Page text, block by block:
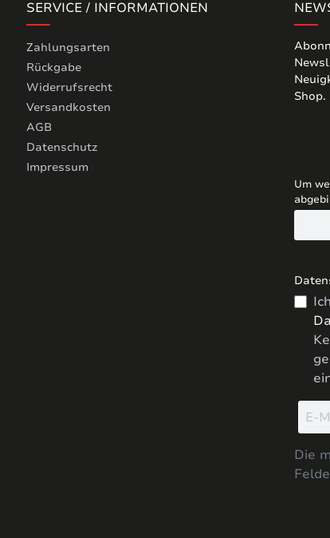
SERVICE / INFORMATIONEN
Zahlungsarten
Rückgabe
Widerrufsrecht
Versandkosten
AGB
Datenschutz
Impressum
Shop.
Um
Die